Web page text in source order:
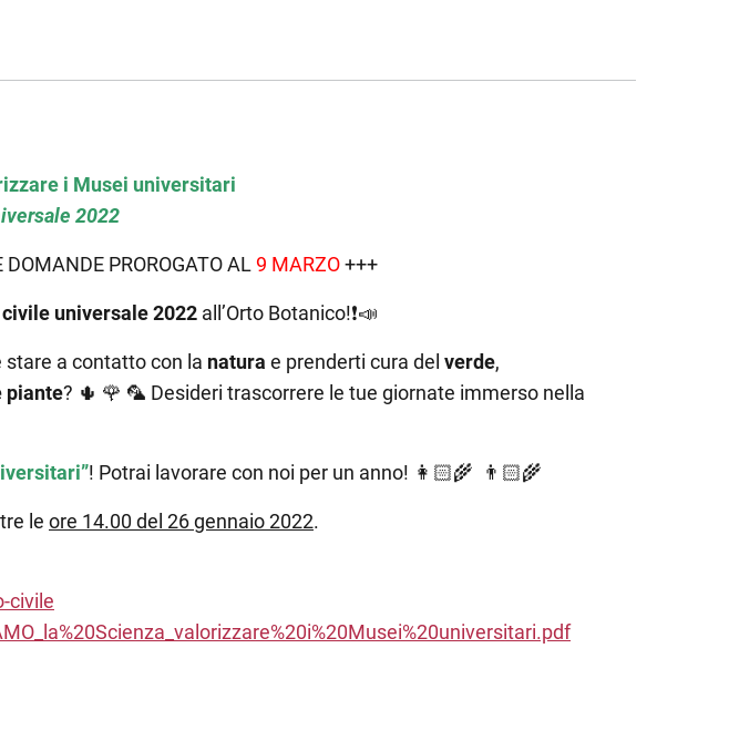
i Musei universitari
2022
PROROGATO AL 9 MARZO+++
universale 2022all’Orto Botanico!❗️📣
stare a contatto con la natura e prenderti cura del verde,
piante? 🌵 🌹 🦜 Desideri trascorrere le tue giornate immerso nella
! Potrai lavorare con noi per un anno! 👩🏻‍🌾 👨🏻‍🌾
le ore 14.00 del 26 gennaio 2022.
civile